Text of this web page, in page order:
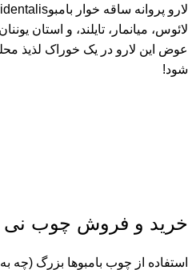
لائوس، میانمار، تایلند، و استان
عوض این لارو در یک خوراک لذیذ
شود!
خرید و فروش چوب نی
استفاده از چوب بامبوها بزرگ